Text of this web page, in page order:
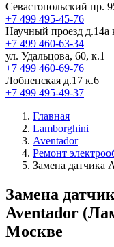
Севастопольский пр.
+7 499 495-45-76
Научный проезд д.14а
+7 499 460-63-34
ул. Удальцова, 60, к.1
+7 499 460-69-76
Лобненская д.17 к.6
+7 499 495-49-37
Главная
Lamborghini
Aventador
Ремонт
Замена датчика
Замена
Aventador
Москве